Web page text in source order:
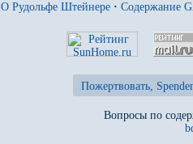
О Рудольфе Штейнере · Содержание
Пожертвовать,
Вопросы по